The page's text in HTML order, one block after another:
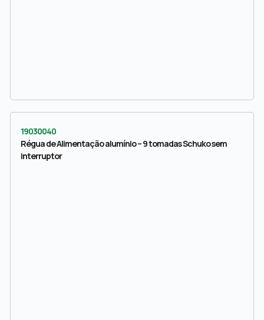
19030040
Régua de Alimentação alumínio – 9 tomadas Schuko sem
interruptor